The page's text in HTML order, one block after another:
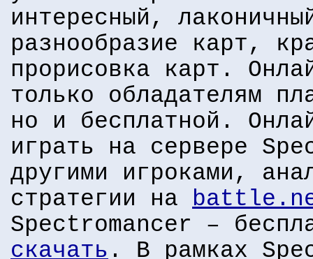
интересный,
разнообразие карт,
прорисовка карт.
только обладателям
но и бесплатной.
играть на сервере
другими игроками,
стратегии на
Spectromancer –
скачать . В рамках